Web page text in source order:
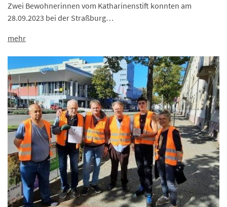
Zwei Bewohnerinnen vom Katharinenstift konnten am
28.09.2023 bei der Straßburg…
mehr